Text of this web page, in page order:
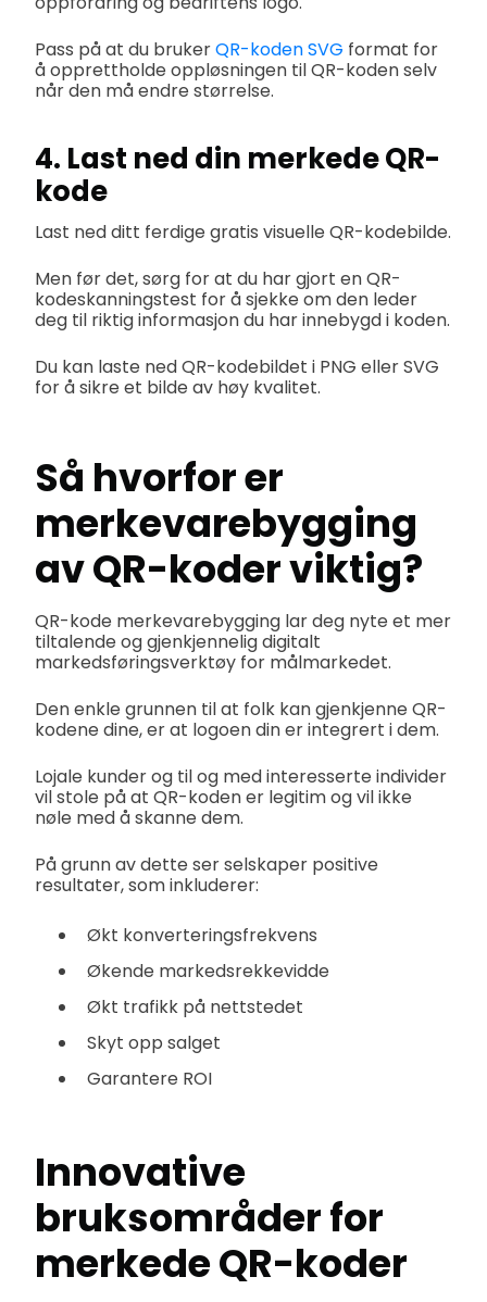
Pass på at du brukerQR-koden SVG format for
å opprettholde oppløsningen til QR-koden selv
når den må endre størrelse.
4. Last ned din merkede QR-
kode
Last ned ditt ferdige gratis visuelle QR-kodebilde.
Men før det, sørg for at du har gjort en QR-
kodeskanningstest for å sjekke om den leder
deg til riktig informasjon du har innebygd i koden.
Du kan laste ned QR-kodebildet i PNG eller SVG
for å sikre et bilde av høy kvalitet.
Så hvorfor er
merkevarebygging
av QR-koder viktig?
QR-kode merkevarebygging lar deg nyte et mer
tiltalende og gjenkjennelig digitalt
markedsføringsverktøy for målmarkedet.
Den enkle grunnen til at folk kan gjenkjenne QR-
kodene dine, er at logoen din er integrert i dem.
Lojale kunder og til og med interesserte individer
vil stole på at QR-koden er legitim og vil ikke
nøle med å skanne dem.
På grunn av dette ser selskaper positive
resultater, som inkluderer:
Økt konverteringsfrekvens
Økende markedsrekkevidde
Økt trafikk på nettstedet
Skyt opp salget
Garantere ROI
Innovative
bruksområder for
merkede QR-koder